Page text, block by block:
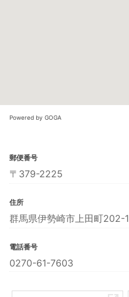
Powered by GOGA
郵便番号
〒379-2225
住所
群馬県伊勢崎市上田町202-1
電話番号
0270-61-7603